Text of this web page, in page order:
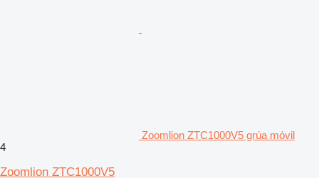
Zoomlion ZTC1000V5 grúa móvil
4
Zoomlion ZTC1000V5